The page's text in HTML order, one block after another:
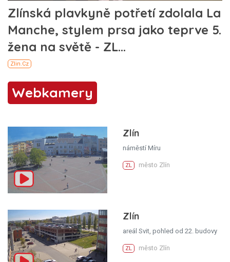
Webkamery
Zlín
náměstí Míru
ZL město Zlín
Zlín
areál Svit, pohled od 22. budovy
ZL město Zlín